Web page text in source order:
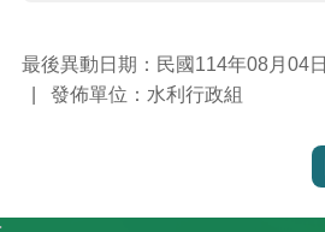
最後異動日期：民國114年08月04日
發佈單位：水利行政組